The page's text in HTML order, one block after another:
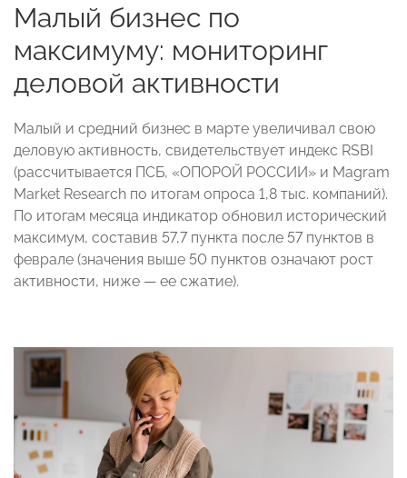
Малый бизнес по
максимуму: мониторинг
деловой активности
Малый и средний бизнес в марте увеличивал свою
деловую активность, свидетельствует индекс RSBI
(рассчитывается ПСБ, «ОПОРОЙ РОССИИ» и Magram
Market Research по итогам опроса 1,8 тыс. компаний).
По итогам месяца индикатор обновил исторический
максимум, составив 57,7 пункта после 57 пунктов в
феврале (значения выше 50 пунктов означают рост
активности, ниже — ее сжатие).